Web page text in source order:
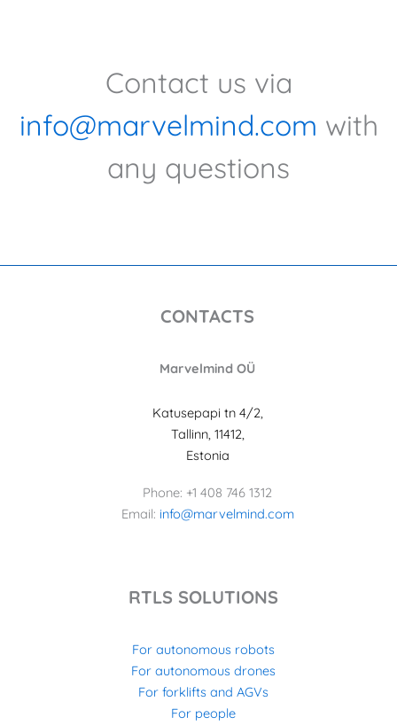
Contact us via
info@marvelmind.com with
any questions
CONTACTS
Marvelmind OÜ
Katusepapi tn 4/2,
Tallinn, 11412,
Estonia
Phone: +1 408 746 1312
Email: info@marvelmind.com
RTLS SOLUTIONS
For autonomous robots
For autonomous drones
For forklifts and AGVs
For people